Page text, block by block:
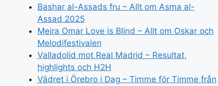
Bashar al-Assads fru – Allt om Asma al-
Assad 2025
Meira Omar Love is Blind – Allt om Oskar och
Melodifestivalen
Valladolid mot Real Madrid – Resultat,
highlights och H2H
Vädret i Örebro i Dag – Timme för Timme från